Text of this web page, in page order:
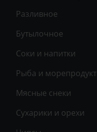
Разливное
Бутылочное
Соки и напитки
Рыба и
Мясные снеки
Сухарики и орехи